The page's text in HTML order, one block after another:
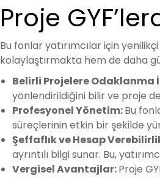
Proje
Bu fonlar yatırımcılar için
kolaylaştırmakta hem de daha
Belirli Projelere Odaklanma
yönlendirildiğini bilir ve proje
Profesyonel Yönetim:Bu
süreçlerinin etkin bir şekilde
Şeffaflık ve Hesap
ayrıntılı bilgi sunar. Bu,
Vergisel Avantajlar:Proje